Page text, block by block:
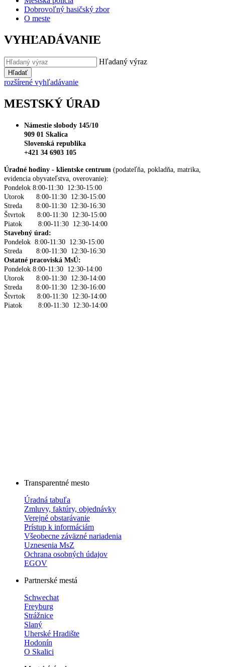
Dobrovoľný hasičský zbor
O meste
VYHĽADÁVANIE
Hľadaný výraz
Hľadať
rozšírené vyhľadávanie
MESTSKÝ ÚRAD
Námestie slobody 145/10
909 01 Skalica
Slovenská republika
+421 34 6903 105
Úradné hodiny - klientske centrum (podateľňa, pokladňa, matrika,
evidencia obyvateľstva, overovanie):
Pondelok 8:00-11:30 12:30-15:00
Utorok 8:00-11:30 12:30-15:00
Streda 8:00-11:30 12:30-16:30
Štvrtok 8:00-11:30 12:30-15:00
Piatok 8:00-11:30 12:30-14:00
Stavebný úrad:
Pondelok 8:00-11:30 12:30-15:00
Streda 8:00-11:30 12:30-16:30
Ostatné pracoviská MsÚ:
Pondelok 8:00-11:30 12:30-14:00
Utorok 8:00-11:30 12:30-14:00
Streda 8:00-11:30 12:30-16:00
Štvrtok 8:00-11:30 12:30-14:00
Piatok 8:00-11:30 12:30-14:00
Transparentné mesto
Úradná tabuľa
Zmluvy, faktúry, objednávky
Verejné obstarávanie
Prístup k informáciám
Všeobecne záväzné nariadenia
Uznesenia MsZ
Ochrana osobných údajov
EGOV
Partnerské mestá
Schwechat
Freyburg
Strážnice
Slaný
Uherské Hradište
Hodonín
O Skalici